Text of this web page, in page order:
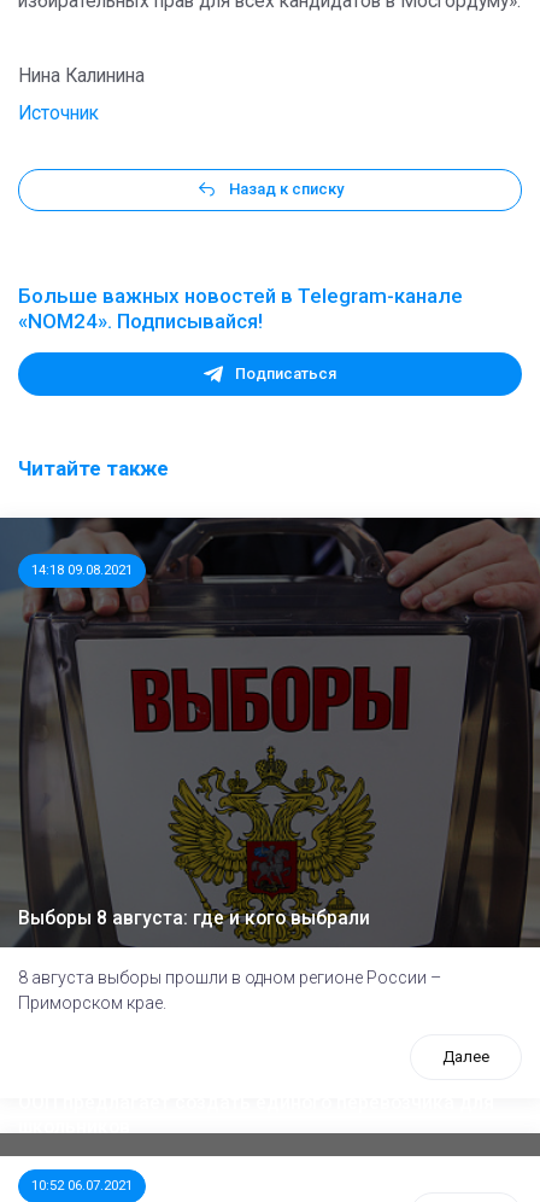
Нина Калинина
Источник
Назад к списку
Больше важных новостей в Telegram-канале
«NOM24». Подписывайся!
Подписаться
Читайте также
14:18 09.08.2021
Выборы 8 августа: где и кого выбрали
8 августа выборы прошли в одном регионе России –
Приморском крае.
Далее
10:52 06.07.2021